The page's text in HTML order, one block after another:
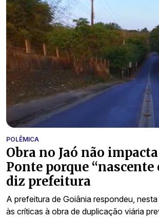
POLÊMICA
Obra no Jaó não
Ponte porque “nascente
diz prefeitura
A prefeitura de Goiânia respondeu,
às críticas à obra de duplicação viária